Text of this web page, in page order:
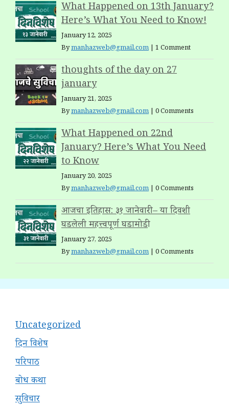
What Happened on 13th January?
Here’s What You Need to Know!
January 12, 2025
Bymanhazweb@gmail.com | 1 Comment
thoughts of the day on 27
january
January 21, 2025
Bymanhazweb@gmail.com | 0 Comments
What Happened on 22nd
January? Here’s What You Need
to Know
January 20, 2025
Bymanhazweb@gmail.com | 0 Comments
आजचा इतिहास: ३१ जानेवारी – या दिवशी
घडलेली महत्त्वपूर्ण घडामोडी
January 27, 2025
Bymanhazweb@gmail.com | 0 Comments
Uncategorized
दिन विशेष
परिपाठ
बोध कथा
सुविचार